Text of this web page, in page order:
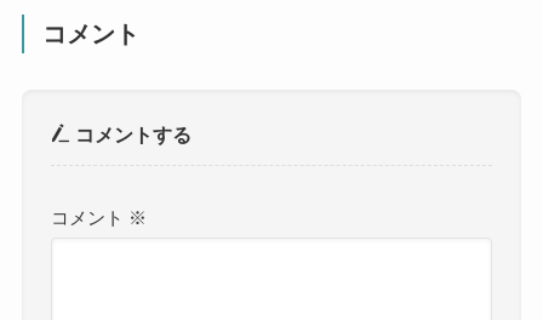
コメント
コメントする
コメント ※